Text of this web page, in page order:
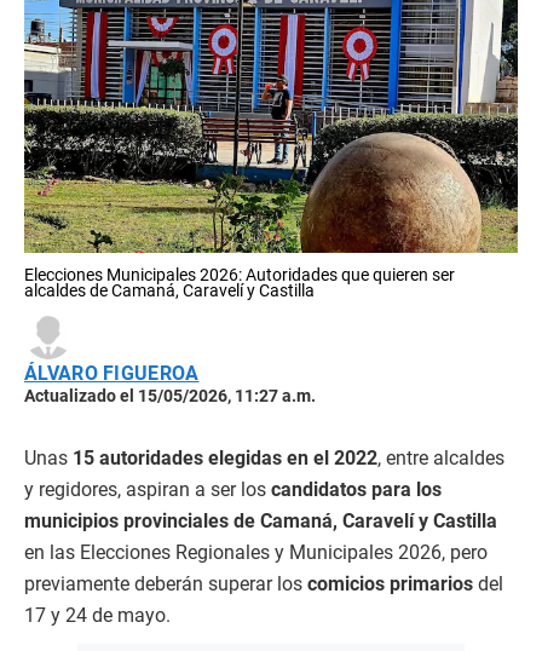
Elecciones Municipales 2026: Autoridades que quieren ser
alcaldes de Camaná, Caravelí y Castilla
ÁLVARO FIGUEROA
Actualizado el 15/05/2026, 11:27 a.m.
Unas 15 autoridades elegidas en el 2022, entre alcaldes
y regidores, aspiran a ser los candidatos para los
municipios provinciales de Camaná, Caravelí y Castilla
en las Elecciones Regionales y Municipales 2026, pero
previamente deberán superar los comicios primarios del
17 y 24 de mayo.